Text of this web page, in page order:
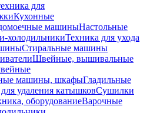
для
Кухонные
машиныНастольные
холодильникиТехника для ухода
Стиральные машины
Швейные, вышивальные
машины, шкафыГладильные
удаления катышковСушилки
оборудованиеВарочные